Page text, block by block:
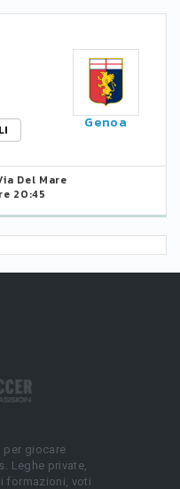
Genoa
Del Mare
20:45
per giocare
Leghe private,
formazioni, voti